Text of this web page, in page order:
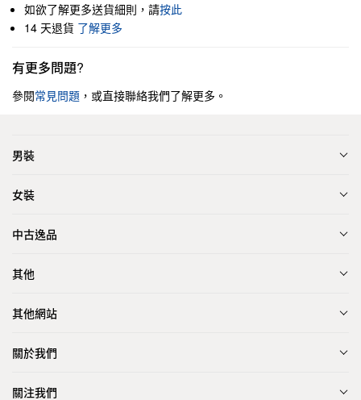
如欲了解更多送貨細則，請按此
14 天退貨 了解更多
有更多問題?
參閱常見問題 ，或直接聯絡我們了解更多。
男裝
女裝
中古逸品
其他
其他網站
關於我們
關注我們